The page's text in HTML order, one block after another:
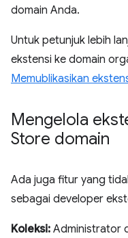
domain Anda.
Untuk petunjuk lebih
ekstensi ke domain
Memublikasikan
Mengelola
Store domain
Ada juga fitur yang
sebagai developer
Koleksi: Administrator